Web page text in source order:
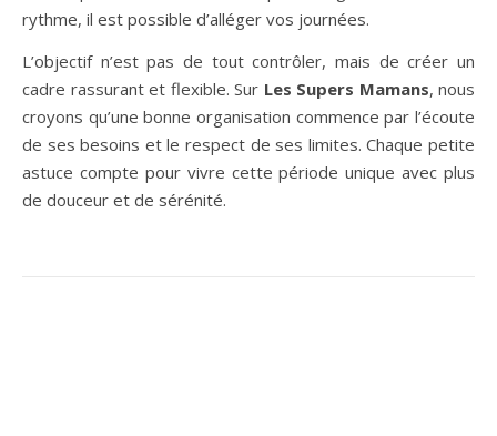
rythme, il est possible d’alléger vos journées.
L’objectif n’est pas de tout contrôler, mais de créer un
cadre rassurant et flexible. Sur Les Supers Mamans, nous
croyons qu’une bonne organisation commence par l’écoute
de ses besoins et le respect de ses limites. Chaque petite
astuce compte pour vivre cette période unique avec plus
de douceur et de sérénité.